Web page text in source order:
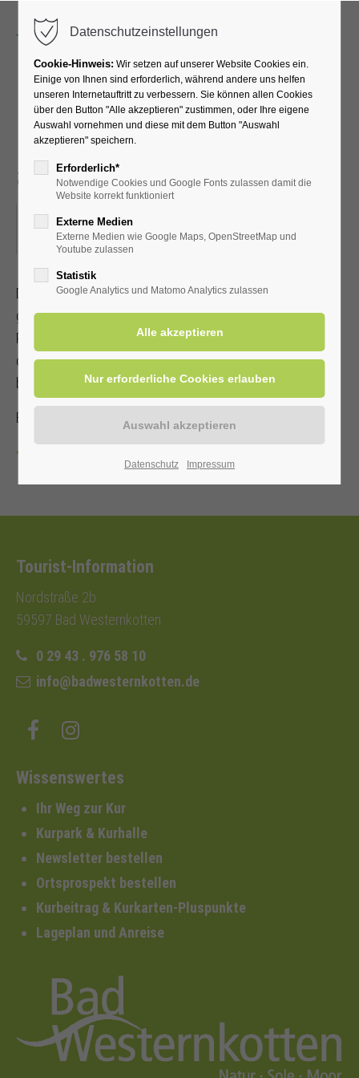
Rikscha-Pilgern -
Pilgerweg entdecken mal
auf andere Weise
18.06.2026, 15:00
ORT: TREFFPUNKT VOR DER KIRCHE
Damit auch gehbehinderten Menschen die Möglichkeit
gegeben ist den Pilgerweg kennenzulernen, bietet die
Pilgergruppe Rikscha Pilgern an. Um Anmeldung wird unter
der Tel.-Nr.: 02943-1543 gebeten. Personenanzahl ist
begrenzt. E-Mobile sind willkommen.
Ein Unkostenbeitrag wird erhoben.
Tourist-Information
Nordstraße 2b
59597 Bad Westernkotten
0 29 43 . 976 58 10
info@badwesternkotten.de
Wissenswertes
Ihr Weg zur Kur
Kurpark & Kurhalle
Newsletter bestellen
Ortsprospekt bestellen
Kurbeitrag & Kurkarten-Pluspunkte
Lageplan und Anreise
Datenschutzeinstellungen
Cookie-Hinweis: Wir setzen auf unserer Website Cookies ein.
Einige von Ihnen sind erforderlich, während andere uns helfen
unseren Internetauftritt zu verbessern. Sie können allen Cookies
über den Button "Alle akzeptieren" zustimmen, oder Ihre eigene
Auswahl vornehmen und diese mit dem Button "Auswahl
akzeptieren" speichern.
Erforderlich*
Notwendige Cookies und Google Fonts zulassen damit die
Website korrekt funktioniert
Externe Medien
Externe Medien wie Google Maps, OpenStreetMap und
Youtube zulassen
Statistik
Google Analytics und Matomo Analytics zulassen
Datenschutz Impressum